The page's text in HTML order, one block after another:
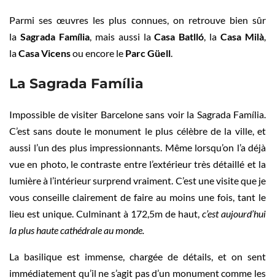
Parmi ses œuvres les plus connues, on retrouve bien sûr
la Sagrada Família, mais aussi laCasa Batlló, laCasa Milà,
laCasa Vicensou encore le Parc Güell.
La Sagrada Família
Impossible de visiter Barcelone sans voir la Sagrada Família.
C’est sans doute le monument le plus célèbre de la ville, et
aussi l’un des plus impressionnants. Même lorsqu’on l’a déjà
vue en photo, le contraste entre l’extérieur très détaillé et la
lumière à l’intérieur surprend vraiment. C’est une visite que je
vous conseille clairement de faire au moins une fois, tant le
lieu est unique. Culminant à 172,5m de haut, c’est aujourd’hui
la plus haute cathédrale au monde.
La basilique est immense, chargée de détails, et on sent
immédiatement qu’il ne s’agit pas d’un monument comme les